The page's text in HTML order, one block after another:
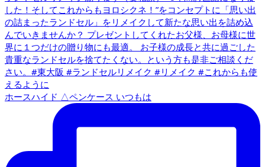
ホースハイド △ペンケース いつもは